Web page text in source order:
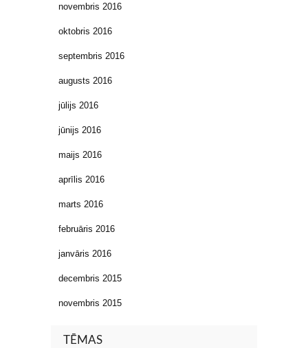
novembris 2016
oktobris 2016
septembris 2016
augusts 2016
jūlijs 2016
jūnijs 2016
maijs 2016
aprīlis 2016
marts 2016
februāris 2016
janvāris 2016
decembris 2015
novembris 2015
TĒMAS